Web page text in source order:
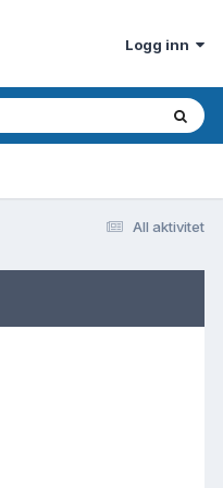
Logg inn
All aktivitet